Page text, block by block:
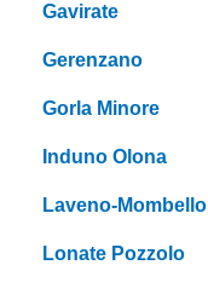
Gavirate
Gerenzano
Gorla Minore
Induno Olona
Laveno-Mombello
Lonate Pozzolo